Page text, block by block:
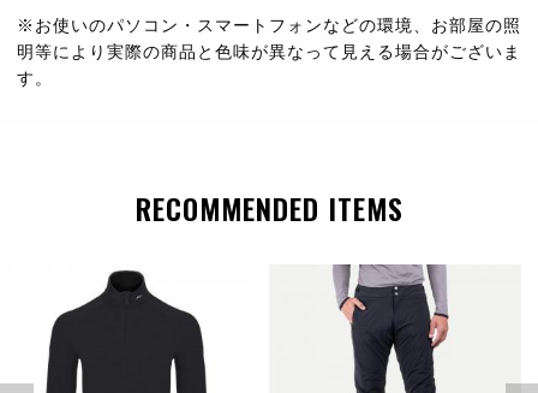
※お使いのパソコン・スマートフォンなどの環境、お部屋の照
明等により実際の商品と色味が異なって見える場合がございま
す。
RECOMMENDED ITEMS